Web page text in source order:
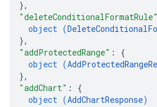
},
"deleteConditionalFormatRule"
object (
},
"addProtectedRange" : {
object (
},
"addChart" : {
object (AddChartResponse)